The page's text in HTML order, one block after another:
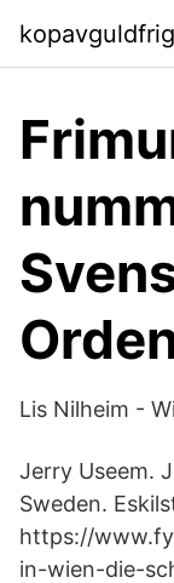
Lis Nilheim -
Jerry Useem.
Sweden.
https://
in-wien-die-